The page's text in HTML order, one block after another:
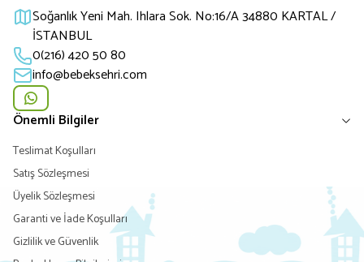
Soğanlık Yeni Mah. Ihlara Sok. No:16/A 34880 KARTAL /
İSTANBUL
0(216) 420 50 80
info@bebeksehri.com
Önemli Bilgiler
Teslimat Koşulları
Satış Sözleşmesi
Üyelik Sözleşmesi
Garanti ve İade Koşulları
Gizlilik ve Güvenlik